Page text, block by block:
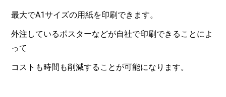
最大でA1サイズの用紙を印刷できます。
外注しているポスターなどが自社で印刷できることによ
って
コストも時間も削減することが可能になります。